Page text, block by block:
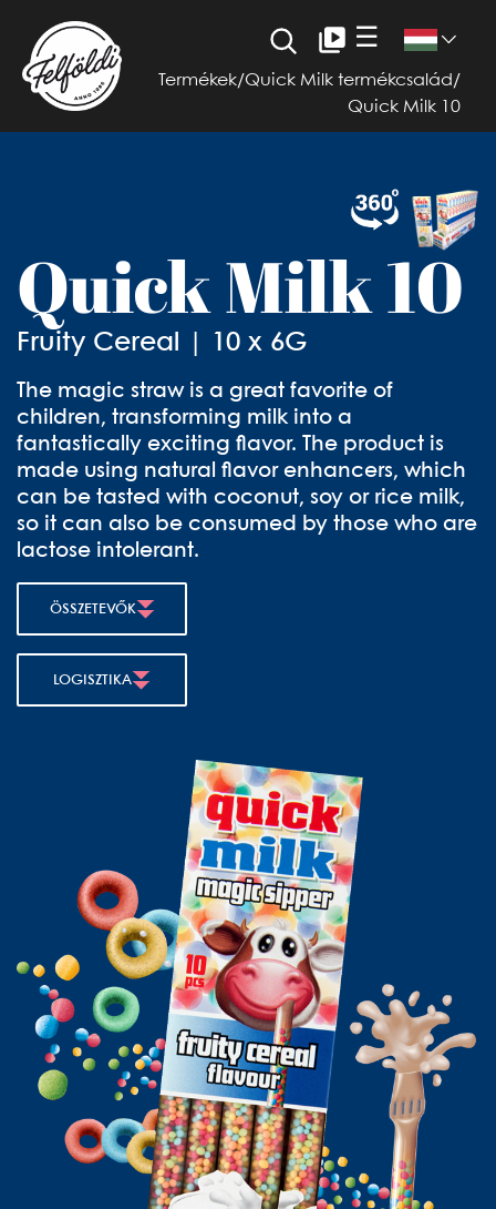
☰
Termékek/Quick Milk termékcsalád /
Quick Milk 10
Quick Milk 10
Fruity Cereal | 10 x 6G
The magic straw is a great favorite of
children, transforming milk into a
fantastically exciting flavor. The product is
made using natural flavor enhancers, which
can be tasted with coconut, soy or rice milk,
so it can also be consumed by those who are
lactose intolerant.
ÖSSZETEVŐK
LOGISZTIKA